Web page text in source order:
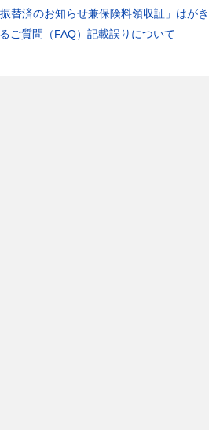
替済のお知らせ兼保険料領収証」はが
ご質問（FAQ）記載誤りについて